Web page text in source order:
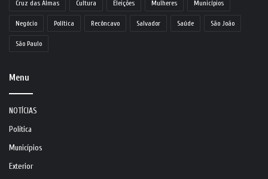
Cruz das Almas Cultura Eleições Mulheres Municípios
Negócio Política Recôncavo Salvador Saúde São João
São Paulo
Menu
NOTÍCIAS
Política
Municípios
Exterior